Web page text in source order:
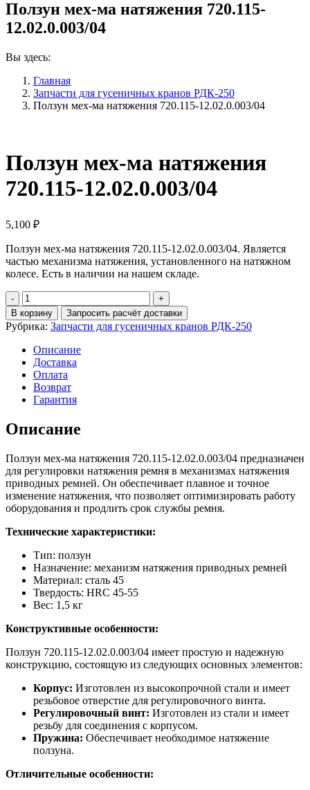
Ползун мех-ма натяжения 720.115-
12.02.0.003/04
Вы здесь:
Главная
Запчасти для гусеничных кранов РДК-250
Ползун мех-ма натяжения 720.115-12.02.0.003/04
Ползун мех-ма натяжения
720.115-12.02.0.003/04
5,100 ₽
Ползун мех-ма натяжения 720.115-12.02.0.003/04. Является
частью механизма натяжения, установленного на натяжном
колесе. Есть в наличии на нашем складе.
Количество
Ползун
мех-
ма
натяжения
720.115-
12.02.0.003/04
В корзину Запросить расчёт доставки
Рубрика: Запчасти для гусеничных кранов РДК-250
Описание
Доставка
Оплата
Возврат
Гарантия
Описание
Ползун мех-ма натяжения 720.115-12.02.0.003/04 предназначен
для регулировки натяжения ремня в механизмах натяжения
приводных ремней. Он обеспечивает плавное и точное
изменение натяжения, что позволяет оптимизировать работу
оборудования и продлить срок службы ремня.
Технические характеристики:
Тип: ползун
Назначение: механизм натяжения приводных ремней
Материал: сталь 45
Твердость: HRC 45-55
Вес: 1,5 кг
Конструктивные особенности:
Ползун 720.115-12.02.0.003/04 имеет простую и надежную
конструкцию, состоящую из следующих основных элементов:
Корпус: Изготовлен из высокопрочной стали и имеет
резьбовое отверстие для регулировочного винта.
Регулировочный винт: Изготовлен из стали и имеет
резьбу для соединения с корпусом.
Пружина: Обеспечивает необходимое натяжение
ползуна.
Отличительные особенности: